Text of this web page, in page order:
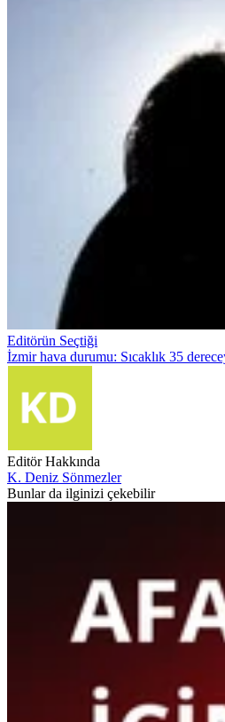
Editörün Seçtiği
İzmir hava durumu: Sıcaklık 35
Editör Hakkında
K. Deniz Sönmezler
Bunlar da ilginizi çekebilir